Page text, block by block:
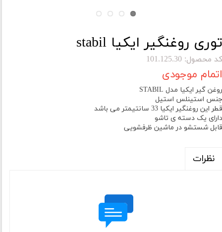
توری روغنگیر ایکیا stabil
کد محصول: 101.125.30
اتمام موجودی
روغن گیر ایکیا مدل STABIL
جنس استینلس استیل
قطر این روغنگیر ایکیا 33 سانتیمتر می باشد
دارای یک دسته ی تاشو
قابل شستشو در ماشین ظرفشویی
نظرات